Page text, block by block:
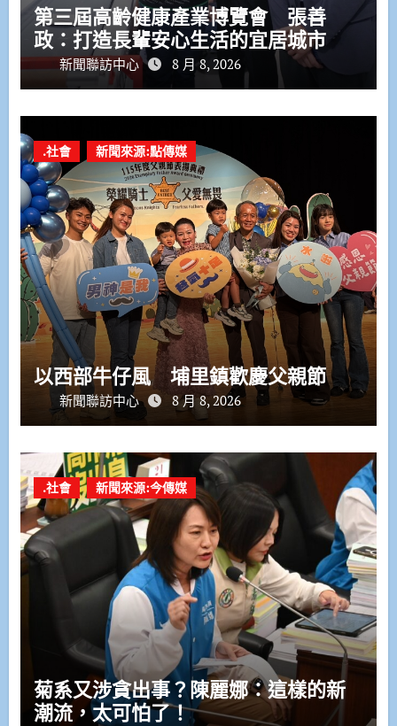
第三屆高齡健康產業博覽會 張善
政：打造長輩安心生活的宜居城市
新聞聯訪中心 8 月 8, 2026
.社會 新聞來源:點傳媒
以西部牛仔風 埔里鎮歡慶父親節
新聞聯訪中心 8 月 8, 2026
.社會 新聞來源:今傳媒
菊系又涉貪出事？陳麗娜：這樣的新
潮流，太可怕了！